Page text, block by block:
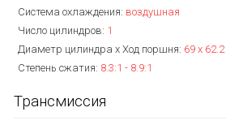
Система охлаждения: воздушная
Число цилиндров: 1
Диаметр цилиндра x Ход поршня: 69 x 62.2
Степень сжатия: 8.3:1 - 8.9:1
Трансмиссия